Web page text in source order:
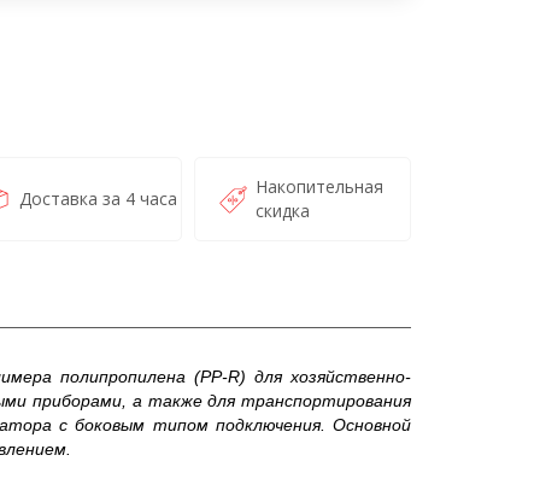
Доставка за 4 часа
Накопительная
скидка
полипропилена (PP-R) для хозяйственно-
приборами, а также для транспортирования
с боковым типом подключения. Основной